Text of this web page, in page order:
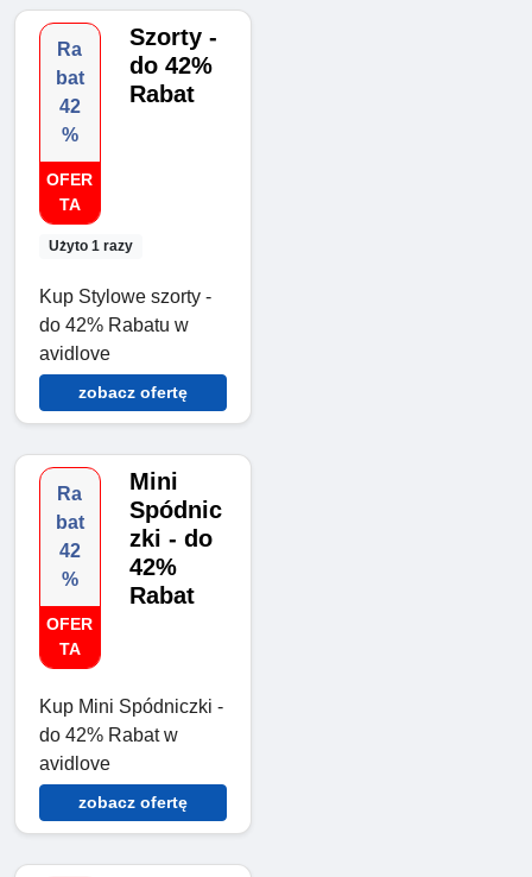
Ra
bat
42
%
OFER
TA
Użyto 1 razy
Szorty -
do 42%
Rabat
Kup Stylowe szorty -
do 42% Rabatu w
avidlove
zobacz ofertę
Ra
bat
42
%
OFER
TA
Mini
Spódnic
zki - do
42%
Rabat
Kup Mini Spódniczki -
do 42% Rabat w
avidlove
zobacz ofertę